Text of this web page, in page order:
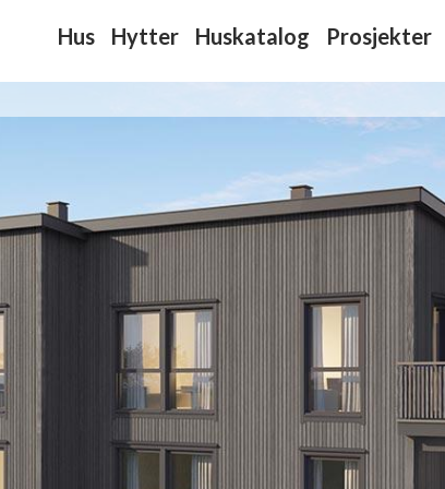
Hus Hytter Huskatalog Prosjekter